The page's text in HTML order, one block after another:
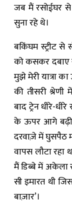
जब मैं रसोईघर
सुना रहे थे।
बकिंघम स्ट्रीट
को कसकर दबाए
मुझे मेरी यात्रा
की तीसरी
बाद ट्रेन धीरे-
के ऊपर आगे
दरवाज़े में घुसपैठ
वापस लौटा रहा
मैं डिब्बे में अकेला
सी इमारत थी
बाज़ार’।